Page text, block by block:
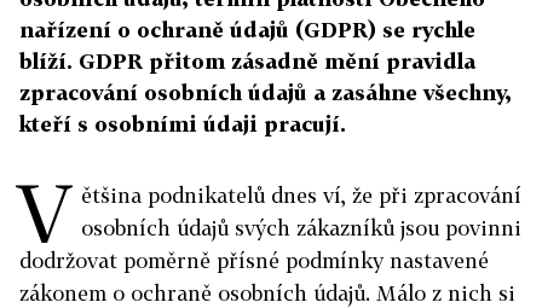
nařízení o ochraně údajů (GDPR) se rychle
blíží. GDPR přitom zásadně mění pravidla
zpracování osobních údajů a zasáhne všechny,
kteří s osobními údaji pracují.
V ětšina podnikatelů dnes ví, že při zpracování
osobních údajů svých zákazníků jsou povinni
dodržovat poměrně přísné podmínky nastavené
zákonem o ochraně osobních údajů. Málo z nich si